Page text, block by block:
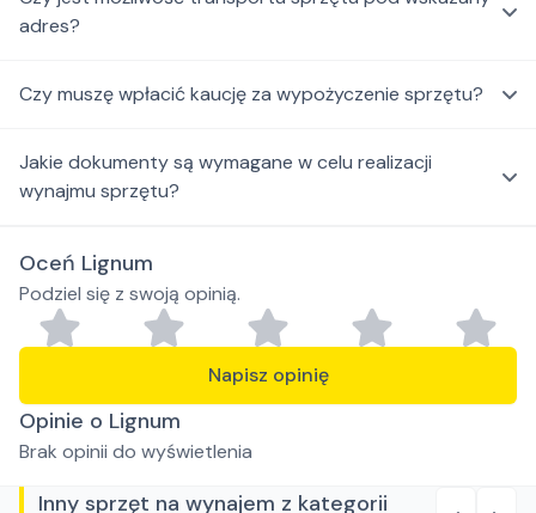
adres?
Czy muszę wpłacić kaucję za wypożyczenie sprzętu?
Jakie dokumenty są wymagane w celu realizacji
wynajmu sprzętu?
Oceń Lignum
Podziel się z swoją opinią.
Napisz opinię
Opinie o Lignum
Brak opinii do wyświetlenia
Inny sprzęt na wynajem z kategorii